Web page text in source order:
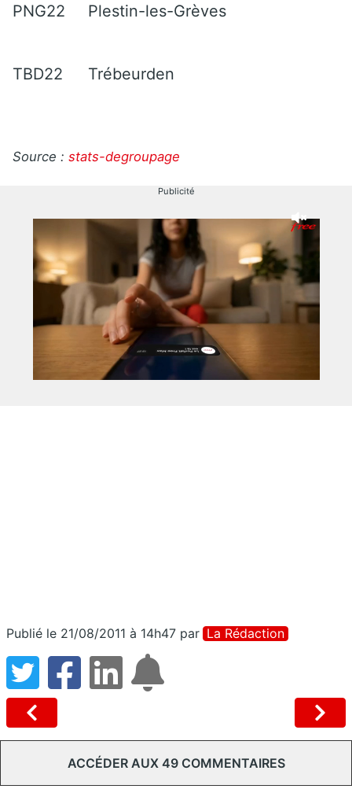
PNG22 Plestin-les-Grèves
TBD22 Trébeurden
Source : stats-degroupage
Publicité
Publié le 21/08/2011 à 14h47 par La Rédaction
ACCÉDER AUX 49 COMMENTAIRES